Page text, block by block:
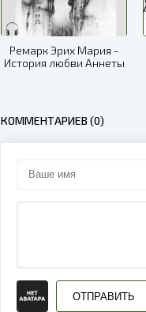
Ремарк Эрих Мария -
История любви Аннеты
КОММЕНТАРИЕВ (0)
ОТПРАВИТЬ